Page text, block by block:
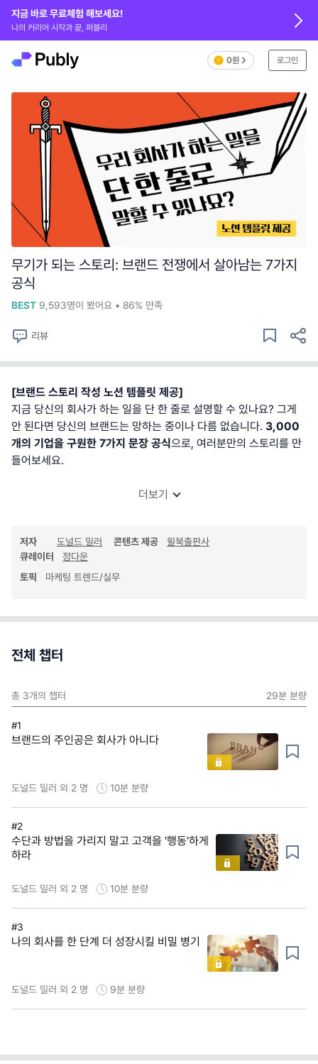
0원 로그인
지금 바로 무료체험 해보세요!
나의 커리어 시작과 끝, 퍼블리
무기가 되는 스토리: 브랜드 전쟁에서 살아남는 7가지
공식
BEST 9,593명이 봤어요 • 86% 만족
리뷰
[브랜드 스토리 작성 노션 템플릿 제공]
지금 당신의 회사가 하는 일을 단 한 줄로 설명할 수 있나요? 그게
안 된다면 당신의 브랜드는 망하는 중이나 다름 없습니다. 3,000
개의 기업을 구원한 7가지 문장 공식으로, 여러분만의 스토리를 만
들어보세요.
더보기
저자 도널드 밀러 콘텐츠 제공
윌북출판사
큐레이터
정다운
토픽
마케팅 트렌드/실무
전체 챕터
총 3개의 챕터 29분 분량
#1
브랜드의 주인공은 회사가 아니다
도널드 밀러 외 2 명 10분 분량
#2
수단과 방법을 가리지 말고 고객을 '행동'하게
하라
도널드 밀러 외 2 명 10분 분량
#3
나의 회사를 한 단계 더 성장시킬 비밀 병기
도널드 밀러 외 2 명 9분 분량